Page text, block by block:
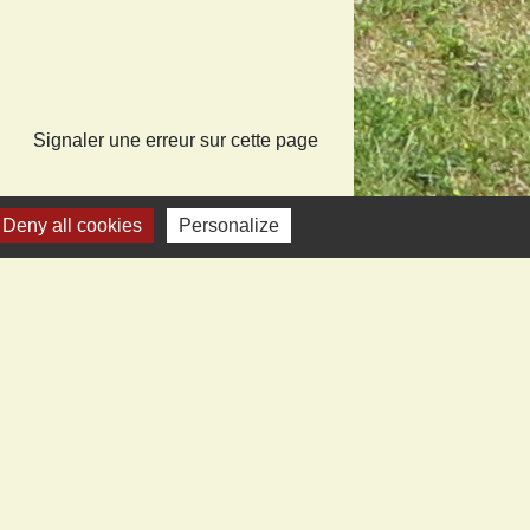
Signaler une erreur sur cette page
Deny all cookies Personalize